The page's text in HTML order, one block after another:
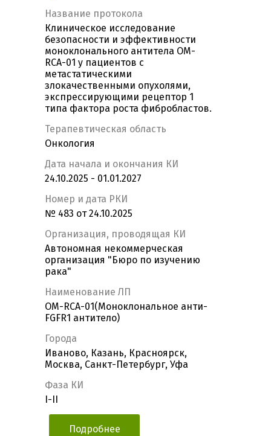
Название протокола
Клиническое исследование
безопасности и эффективности
моноклонального антитела OM-
RCA-01 у пациентов с
метастатическими
злокачественными опухолями,
экспрессирующими рецептор 1
типа фактора роста фибробластов.
Терапевтическая область
Онкология
Дата начала и окончания КИ
24.10.2025 - 01.01.2027
Номер и дата РКИ
№ 483 от 24.10.2025
Организация, проводящая КИ
Автономная некоммерческая
организация "Бюро по изучению
рака"
Наименование ЛП
OM-RCA-01(Моноклональное анти-
FGFR1 антитело)
Города
Иваново, Казань, Красноярск,
Москва, Санкт-Петербург, Уфа
Фаза КИ
I-II
Подробнее